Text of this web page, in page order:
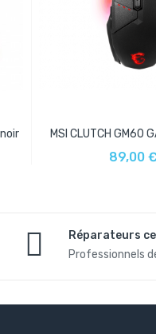
MSI CLUTCH GM60
89,00
Réparateurs
Professionnels